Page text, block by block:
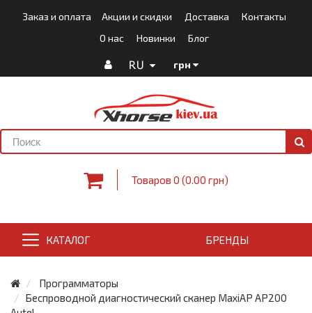
Заказ и оплата Акции и скидки Доставка
Контакты
О нас
Новинки Блог
RU грн
Товаров 0 (0.00 грн)
КАТАЛОГ БРЕНДЫ
Программаторы
Беспроводной диагностический сканер MaxiAP AP200